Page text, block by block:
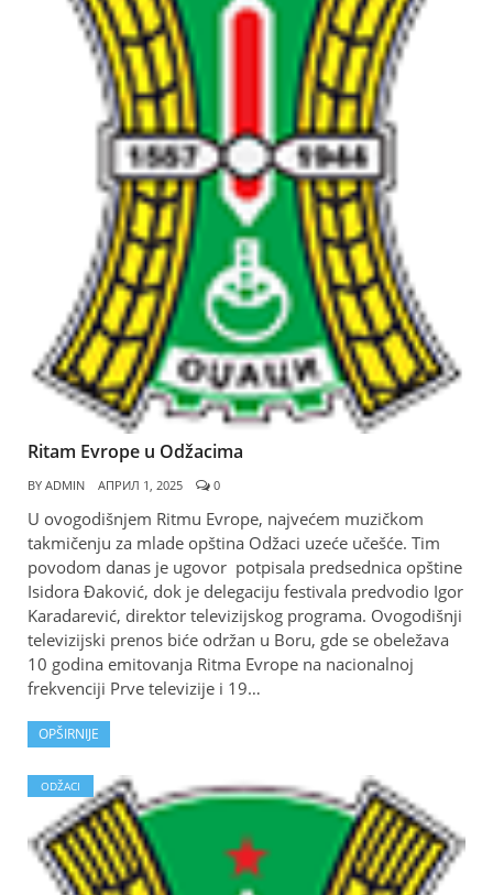
Ritam Evrope u Odžacima
BY ADMIN АПРИЛ 1, 2025 0
U ovogodišnjem Ritmu Evrope, najvećem muzičkom
takmičenju za mlade opština Odžaci uzeće učešće. Tim
povodom danas je ugovor potpisala predsednica opštine
Isidora Đaković, dok je delegaciju festivala predvodio Igor
Karadarević, direktor televizijskog programa. Ovogodišnji
televizijski prenos biće održan u Boru, gde se obeležava
10 godina emitovanja Ritma Evrope na nacionalnoj
frekvenciji Prve televizije i 19…
OPŠIRNIJE
ODŽACI